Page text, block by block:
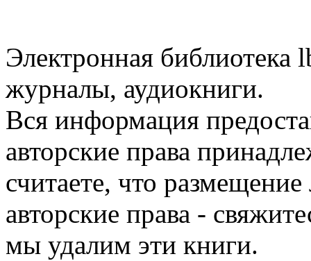
Электронная библиотека
журналы, аудиокниги.
Вся информация
авторские права
считаете, что
авторские права -
мы удалим эти книги.